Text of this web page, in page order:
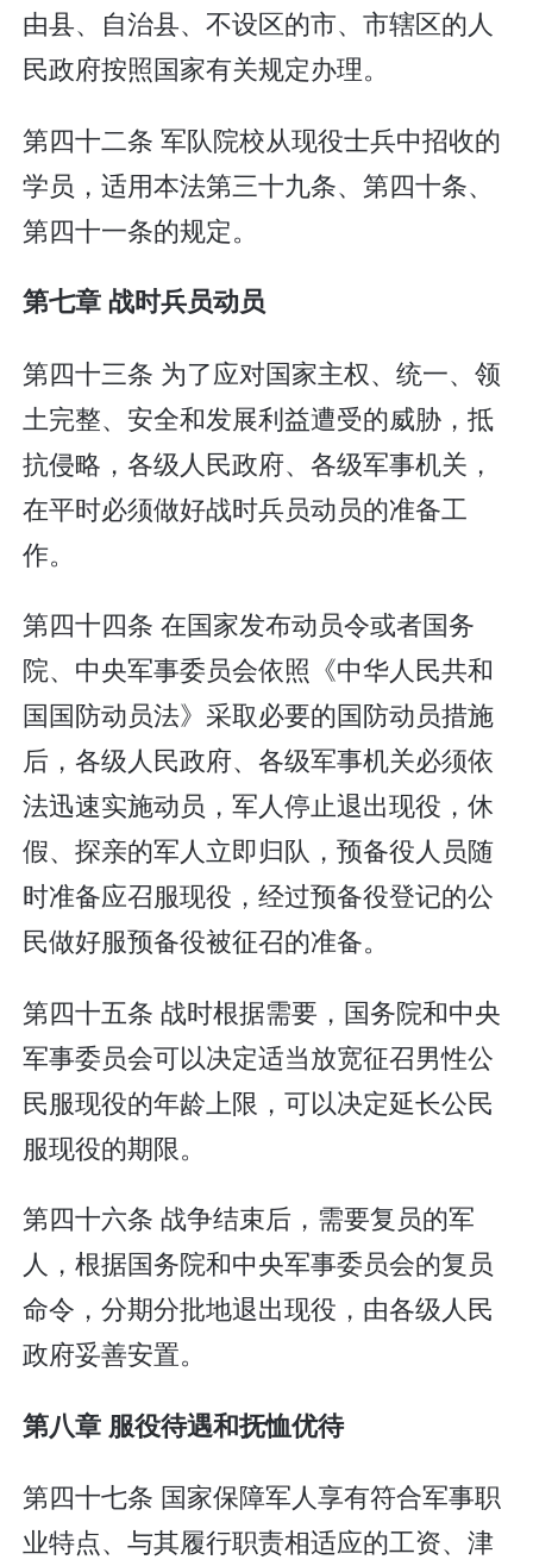
由县、自治县、不设区的市、市辖区的人
民政府按照国家有关规定办理。
第四十二条 军队院校从现役士兵中招收的
学员，适用本法第三十九条、第四十条、
第四十一条的规定。
第七章 战时兵员动员
第四十三条 为了应对国家主权、统一、领
土完整、安全和发展利益遭受的威胁，抵
抗侵略，各级人民政府、各级军事机关，
在平时必须做好战时兵员动员的准备工
作。
第四十四条 在国家发布动员令或者国务
院、中央军事委员会依照《中华人民共和
国国防动员法》采取必要的国防动员措施
后，各级人民政府、各级军事机关必须依
法迅速实施动员，军人停止退出现役，休
假、探亲的军人立即归队，预备役人员随
时准备应召服现役，经过预备役登记的公
民做好服预备役被征召的准备。
第四十五条 战时根据需要，国务院和中央
军事委员会可以决定适当放宽征召男性公
民服现役的年龄上限，可以决定延长公民
服现役的期限。
第四十六条 战争结束后，需要复员的军
人，根据国务院和中央军事委员会的复员
命令，分期分批地退出现役，由各级人民
政府妥善安置。
第八章 服役待遇和抚恤优待
第四十七条 国家保障军人享有符合军事职
业特点、与其履行职责相适应的工资、津